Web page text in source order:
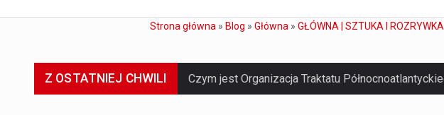
Strona główna » Blog » Główna » GŁÓWNA | SZTUKA I ROZRYWKA
Z OSTATNIEJ CHWILI